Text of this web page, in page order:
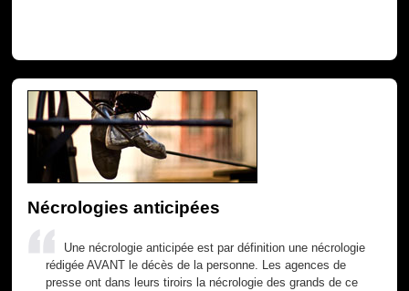
Nécrologies anticipées
Une nécrologie anticipée est par définition une nécrologie
rédigée AVANT le décès de la personne. Les agences de
presse ont dans leurs tiroirs la nécrologie des grands de ce